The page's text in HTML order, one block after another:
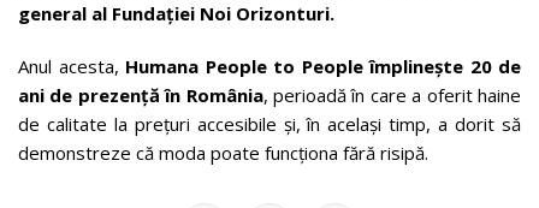
general al Fundației Noi Orizonturi.
Anul acesta, Humana People to People împlinește 20 de
ani de prezență în România, perioadă în care a oferit haine
de calitate la prețuri accesibile și, în același timp, a dorit să
demonstreze că moda poate funcționa fără risipă.